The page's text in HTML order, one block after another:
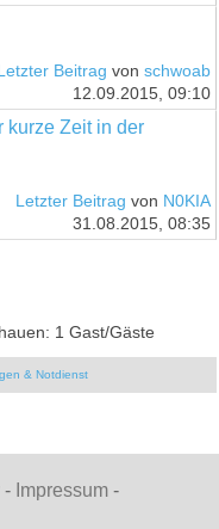
Beitrag von schwoab
12.09.2015, 09:10
kurze Zeit in der
Letzter Beitrag von N0KIA
31.08.2015, 08:35
1 Gast/Gäste
& Notdienst
- Impressum -